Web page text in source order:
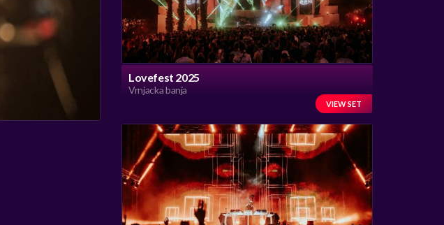
Lovefest 2025
Vrnjacka banja
VIEW SET